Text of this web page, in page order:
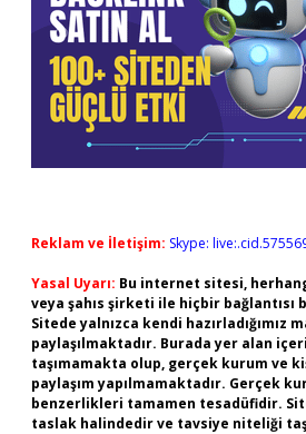
Reklam ve İletişim: Skype:
Yasal Uyarı: Bu internet sitesi,
veya şahıs şirketi ile hiçbir bağlantısı
Sitede yalnızca kendi hazırladığımız
paylaşılmaktadır. Burada yer alan
taşımamakta olup, gerçek kurum ve
paylaşım yapılmamaktadır. Gerçek
benzerlikleri tamamen tesadüfidir.
taslak halindedir ve tavsiye niteliği